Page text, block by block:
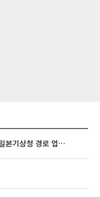
태풍 '돌핀' 오키나와 접근…일본기상청 경로 업데이트